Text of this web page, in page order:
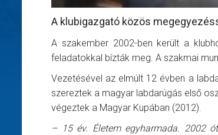
A klubigazgató közös
A szakember 2002-ben került a
feladatokkal bízták meg. A szakmai
Vezetésével az elmúlt 12 évben a
szereztek a magyar labdarúgás első
végeztek a Magyar Kupában (2012).
– 15 év. Életem egyharmada. 2002